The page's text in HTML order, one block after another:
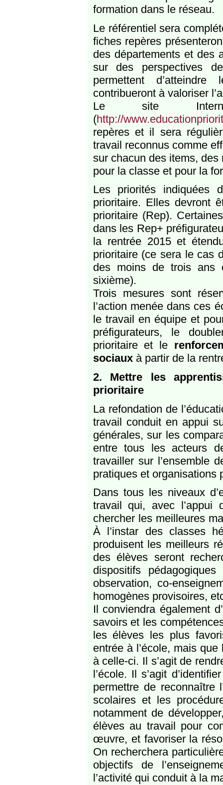
formation dans le réseau.
Le référentiel sera
fiches repères
des départements et des
sur des perspectives
permettent
contribueront à valoriser
Le site
(http://
repères et il sera
travail reconnus comme
sur chacun des items,
pour la classe et pour la
Les priorités indiquées
prioritaire. Elles devront
prioritaire (Rep).
dans les Rep+
la rentrée 2015 et
prioritaire (ce sera le cas
des moins de trois ans
sixième).
Trois mesures sont
l’action menée dans ces
le travail en équipe et
préfigurateurs, le
prioritaire et le
sociaux à partir de la
2. Mettre les
prioritaire
La refondation de
travail conduit en appui
générales, sur les
entre tous les acteurs
travailler sur l’ensemble
pratiques et organisations
Dans tous les niveaux
travail qui, avec l’appui
chercher les meilleures
À l’instar des classes
produisent les meilleurs
des élèves seront
dispositifs
observation, co-
homogènes provisoires,
Il conviendra également
savoirs et les
les élèves les plus
entrée à l’école, mais
à celle-ci. Il s’agit de
l’école. Il s’agit
permettre de reconnaître
scolaires et les
notamment de
élèves au travail pour
œuvre, et favoriser la
On recherchera
objectifs de
l’activité qui conduit à la